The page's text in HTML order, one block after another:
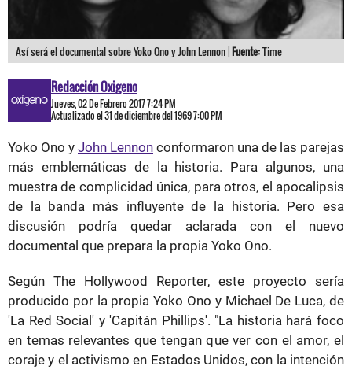
Así será el documental sobre Yoko Ono y John Lennon |Fuente:Time
Redacción Oxigeno
Jueves, 02 De Febrero 2017 7:24 PM
Actualizado el 31 de diciembre del 1969 7:00 PM
Yoko Ono y John Lennon conformaron una de las parejas
más emblemáticas de la historia. Para algunos, una
muestra de complicidad única, para otros, el apocalipsis
de la banda más influyente de la historia. Pero esa
discusión podría quedar aclarada con el nuevo
documental que prepara la propia Yoko Ono.
Según The Hollywood Reporter, este proyecto sería
producido por la propia Yoko Ono y Michael De Luca, de
'La Red Social' y 'Capitán Phillips'. "La historia hará foco
en temas relevantes que tengan que ver con el amor, el
coraje y el activismo en Estados Unidos, con la intención